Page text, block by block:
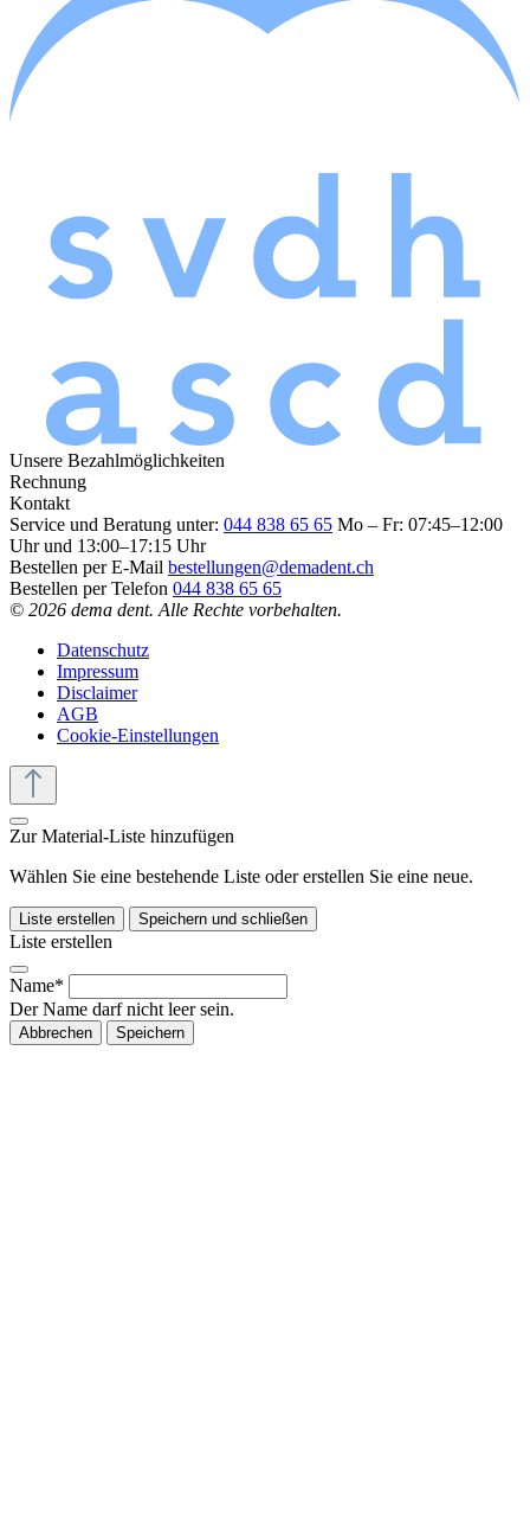
Unsere Bezahlmöglichkeiten
Rechnung
Kontakt
Service und Beratung unter: 044 838 65 65 Mo – Fr: 07:45–12:00
Uhr und 13:00–17:15 Uhr
Bestellen per E-Mail bestellungen@demadent.ch
Bestellen per Telefon 044 838 65 65
© 2026 dema dent. Alle Rechte vorbehalten.
Datenschutz
Impressum
Disclaimer
AGB
Cookie-Einstellungen
Zur Material-Liste hinzufügen
Wählen Sie eine bestehende Liste oder erstellen Sie eine neue.
Liste erstellen Speichern und schließen
Liste erstellen
Name*
Der Name darf nicht leer sein.
Abbrechen Speichern